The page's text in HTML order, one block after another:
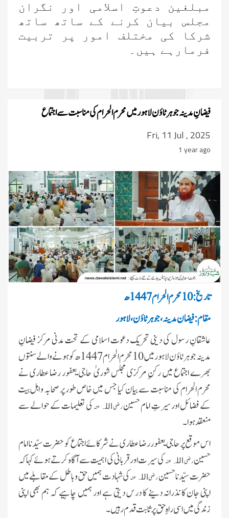
مبلغین دعوتِ اسلامی اور نگران
مجلس بیان کرنے کے ساتھ ساتھ
شرکا کی مختلف امور پر تربیت
فرمارہے ہیں۔
فیضانِ مدینہ جوہر ٹاؤن لاہور میںمحرم الحرام کی مناسبت سے اجتماع
Fri, 11 Jul , 2025
1 year ago
تاریخ: 10 محرم الحرام 1447ھ
مقام: فیضان مدینہ، جوہر ٹاؤن، لاہور
عاشقانِ رسول کی دینی تحریک دعوت اسلامی کے تحت مدنی مرکز فیضانِ
مدینہ جوہر ٹاؤن لاہور میں 10 محرم الحرام 1447ھ کو ہونے والے سنتوں
بھرےاجتماع میں رکنِ مرکزی مجلس شوری ٰ حاجی یعفور رضا عطاری نے
محرم الحرام کی مناسبت سےبیان کیا جس میں خاص طور پر صحابہ و اہل بیت
کے فضائل اور سیرتِ امام حسینرضی اللہ عنہکی تعلیمات کے حوالے سے
منعقد ہوا۔
اس موقع پر حاجی یعفور رضا عطاری نے شرکائے اجتماع کو حضرت سیّدنا امام
حسینرضی اللہ عنہکی سیرت اور قربانی کی اہمیت سے آگاہ کرتے ہوئے کہا کہ
حضرت سیّدنا حسینرضیاللہ عنہکی شہادت ہمیں حق و باطل کے مقابلے میں
اپنی جان کا نذرانہ دینے کا درس دیتی ہے اور ہمیں چاہیے کہ ہم بھی اپنی
زندگی میں اسی راہِ حق پر ثابت قدم رہیں۔